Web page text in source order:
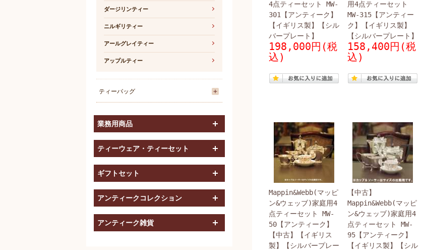
ダージリンティー
ニルギリティー
アールグレイティー
アップルティー
ティーバッグ
業務用商品
ティーウェア・ティーセット
ギフトセット
アンティークコレクション
アンティーク雑貨
4点ティーセット MW-
301【アンティーク】
【イギリス製】【シル
バープレート】
198,000円(税
込)
用4点ティーセット
MW-315【アンティー
ク】【イギリス製】
【シルバープレート】
158,400円(税
込)
Mappin&Webb(マッピ
ン&ウェッブ)家庭用4
点ティーセット MW-
50【アンティーク】
【中古】【イギリス
製】【シルバープレー
【中古】
Mappin&Webb(マッピ
ン&ウェッブ)家庭用4
点ティーセット MW-
95【アンティーク】
【イギリス製】【シル